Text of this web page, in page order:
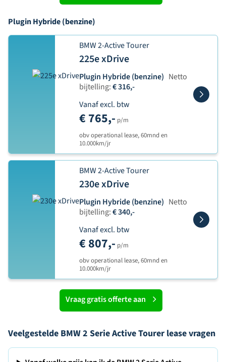
Plugin Hybride (benzine)
BMW 2-Active Tourer
225e xDrive
Plugin Hybride (benzine) Netto
bijtelling:€ 316,-
Vanaf excl. btw
€ 765,- p/m
obv operational lease, 60mnd en
10.000km/jr
BMW 2-Active Tourer
230e xDrive
Plugin Hybride (benzine) Netto
bijtelling:€ 340,-
Vanaf excl. btw
€ 807,- p/m
obv operational lease, 60mnd en
10.000km/jr
Vraag gratis offerte aan
Veelgestelde BMW 2 Serie Active Tourer lease vragen